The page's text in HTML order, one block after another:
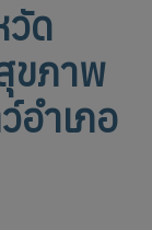
ด
ขภาพ
อำเภอ